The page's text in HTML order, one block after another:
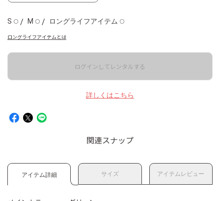
S ◯ / M ◯ / ロングライフアイテム ◯
ロングライフアイテムとは
ログインしてレンタルする
詳しくはこちら
関連スナップ
アイテム詳細 サイズ アイテムレビュー